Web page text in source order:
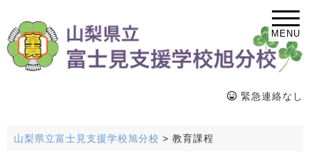
MENU
緊急連絡なし
山梨県立富士見支援学校旭分校 > 教育課程